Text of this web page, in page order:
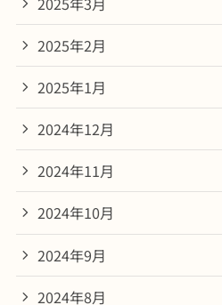
2025年2月
2025年1月
2024年12月
2024年11月
2024年10月
2024年9月
2024年8月